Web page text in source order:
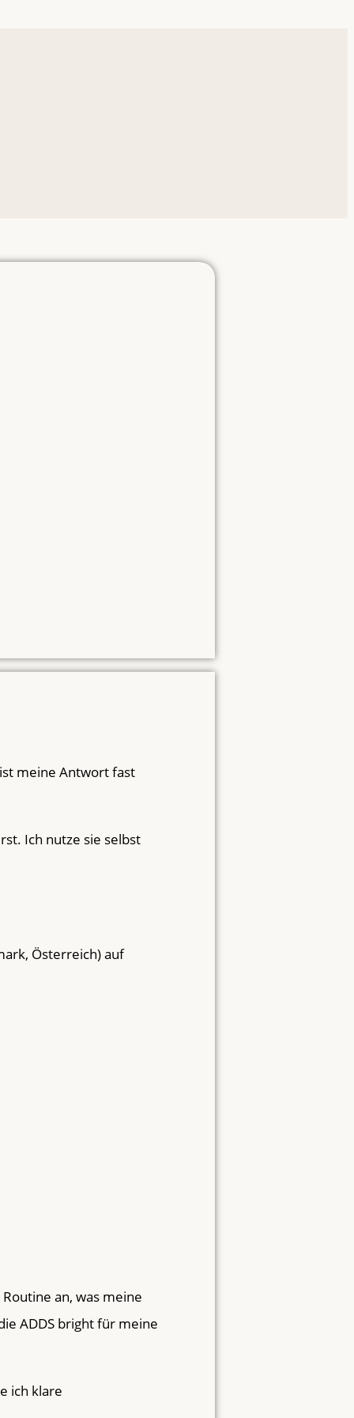
meine Antwort fast
Ich nutze sie selbst
Österreich) auf
an, was meine
ADDS bright für meine
ich klare